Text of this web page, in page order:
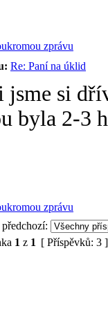
Re: Paní na úklid
jsme si
byla 2-3
1 z 1 [ Příspěvků: 3